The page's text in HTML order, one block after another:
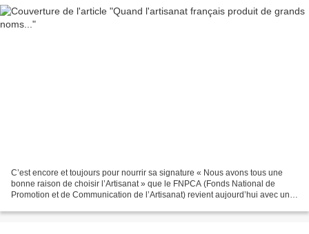
C’est encore et toujours pour nourrir sa signature « Nous avons tous une
bonne raison de choisir l’Artisanat » que le FNPCA (Fonds National de
Promotion et de Communication de l’Artisanat) revient aujourd’hui avec un